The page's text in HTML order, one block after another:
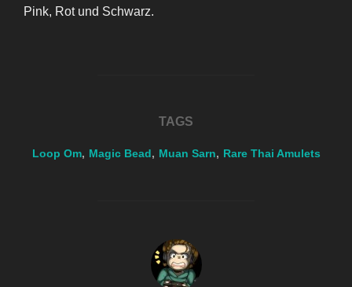
Pink, Rot und Schwarz.
TAGS
Loop Om, Magic Bead, Muan Sarn, Rare Thai Amulets
POST AUTHOR